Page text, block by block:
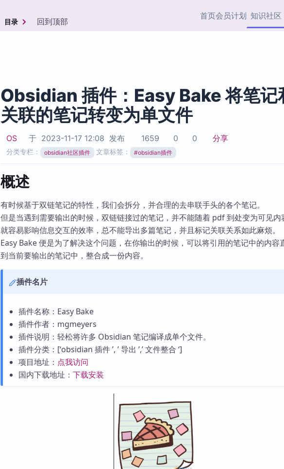
首页会员计划 知识社区
协作者
知识管理
PKMer Market
加速访问 Obsidian 官方
Zotero 插件
库
目录 回到顶部
Obsidian 插件：Easy Bake 将笔记
关联的笔记转变为单文件
OS 于 2023-11-17 12:08 发布 1659 0 0 分享
分类专栏： obsidian社区插件 文章标签： #obsidian插件
概述
有时候基于双链笔记的特性，我们会拆分，并合理的去串联手头的各个笔记。
但是当遇到需要输出的时候，双链链接过的笔记，并不能随着 pdf 到处变为可见内
就容易影响信息交互的效率，总不能导出多篇笔记，并且标记关联关系如此麻烦。
Easy Bake 便是为了解决这个问题，在你输出的时候，可以将引用的笔记中的内容
到当前要输出的笔记中，整合成一份内容。
插件名片
插件名称：Easy Bake
插件作者：mgmeyers
插件说明：轻松将许多 Obsidian 笔记编译成单个文件。
插件分类：[‘obsidian 插件 ’, ’ 导出 ’,’ 文件整合 ‘]
项目地址： 点我访问
国内下载地址： 下载安装